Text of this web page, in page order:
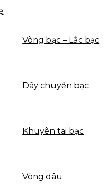
Vòng bạc – Lắc bạc
Dây chuyền bạc
Khuyên tai bạc
Vòng dâu